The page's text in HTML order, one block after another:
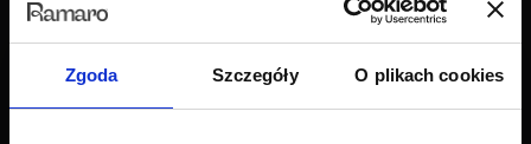
Zgoda Szczegóły O plikach cookies
Wszystkie produkty